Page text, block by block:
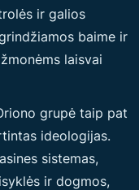
ir galios
baime ir
laisvai
grupė taip pat
ideologijas.
sistemas,
ir dogmos,